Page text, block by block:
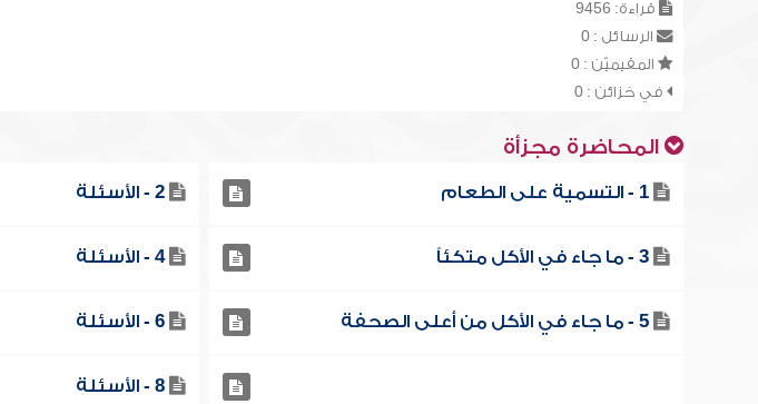
قراءة: 9456
الرسائل : 0
المقيميّن : 0
في خزائن : 0
المحاضرة مجزأة
1 - التسمية على الطعام 2 - الأسئلة
3 - ما جاء في الأكل متكئاً 4 - الأسئلة
5 - ما جاء في الأكل من أعلى الصحفة 6 - الأسئلة
8 - الأسئلة